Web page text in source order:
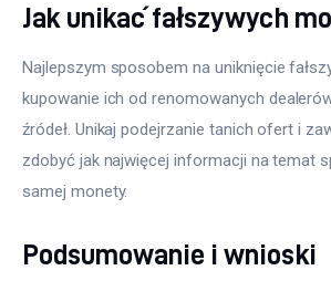
Jak unikać fałszywych
Najlepszym sposobem na uniknięcie
kupowanie ich od renomowanych
źródeł. Unikaj podejrzanie tanich ofert i
zdobyć jak najwięcej informacji na temat
samej monety.
Podsumowanie i wnioski